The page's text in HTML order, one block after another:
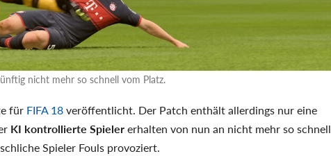
nicht mehr so schnell vom Platz.
für FIFA 18veröffentlicht. Der Patch enthält allerdings nur eine
KI kontrollierte Spielererhalten von nun an nicht mehr so schnell
Spieler Fouls provoziert.